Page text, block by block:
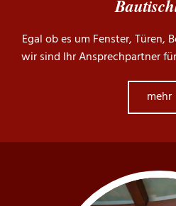
Egal ob es um Fenster, Türen,
wir sind Ihr Ansprechpartner
mehr